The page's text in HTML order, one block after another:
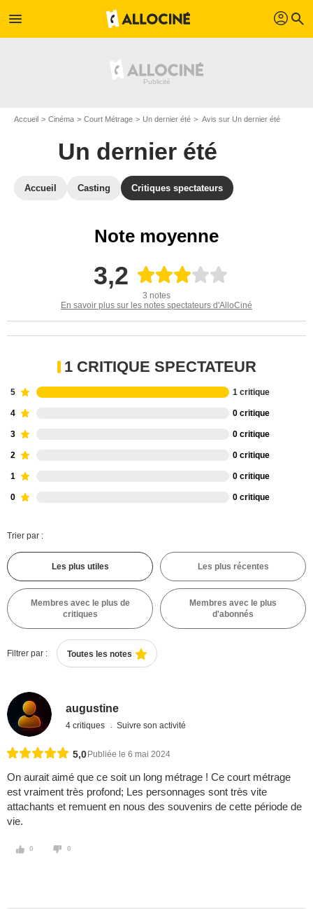
menu profil search
Accueil Cinéma Court Métrage Un dernier été Avis sur Un dernier été
Un dernier été
Accueil Casting Critiques spectateurs
Note moyenne
3,2
3 notes
En savoir plus sur les notes spectateurs d'AlloCiné
1 CRITIQUE SPECTATEUR
5 1 critique
4 0 critique
3 0 critique
2 0 critique
1 0 critique
0 0 critique
Trier par :
Les plus utiles Les plus récentes
Membres avec le plus de
critiques
Membres avec le plus
d'abonnés
Filtrer par : Toutes les notes
augustine
4 critiques Suivre son activité
5,0 Publiée le 6 mai 2024
On aurait aimé que ce soit un long métrage ! Ce court métrage
est vraiment très profond; Les personnages sont très vite
attachants et remuent en nous des souvenirs de cette période de
vie.
0 0